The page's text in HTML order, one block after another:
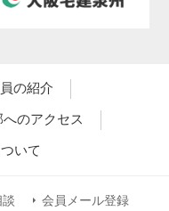
の紹介
のアクセス
いて
会員メール登録